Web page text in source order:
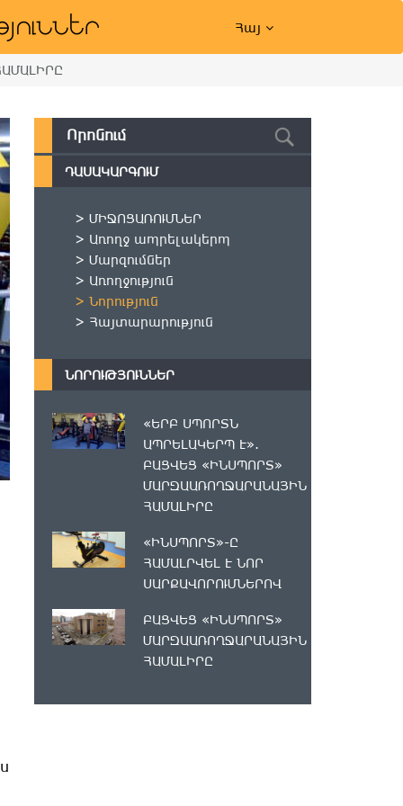
Հայ
ԴԱՍԱԿԱՐԳՈՒՄ
> ՄԻՋՈՑԱՌՈՒՄՆԵՐ
> Առողջ ապրելակերպ
> Մարզումներ
> Առողջություն
> Նորություն
> Հայտարարություն
ՆՈՐՈՒԹՅՈՒՆՆԵՐ
«ԵՐԲ ՍՊՈՐՏՆ
ԱՊՐԵԼԱԿԵՐՊ Է».
ԲԱՑՎԵՑ «ԻՆՍՊՈՐՏ»
ՄԱՐԶԱԱՌՈՂՋԱՐԱՆԱՅԻՆ
ՀԱՄԱԼԻՐԸ
«ԻՆՍՊՈՐՏ»-Ը
ՀԱՄԱԼՐՎԵԼ Է ՆՈՐ
ՍԱՐՔԱՎՈՐՈՒՄՆԵՐՈՎ
ԲԱՑՎԵՑ «ԻՆՍՊՈՐՏ»
ՄԱՐԶԱԱՌՈՂՋԱՐԱՆԱՅԻՆ
ՀԱՄԱԼԻՐԸ